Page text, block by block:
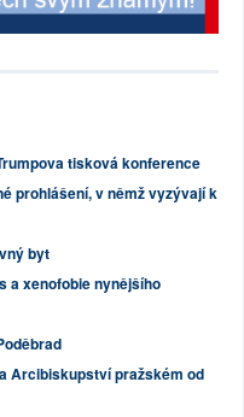
tisková konference
prohlášení, v němž vyzývají k
byt
a xenofobie nynějšího
Arcibiskupství pražském od